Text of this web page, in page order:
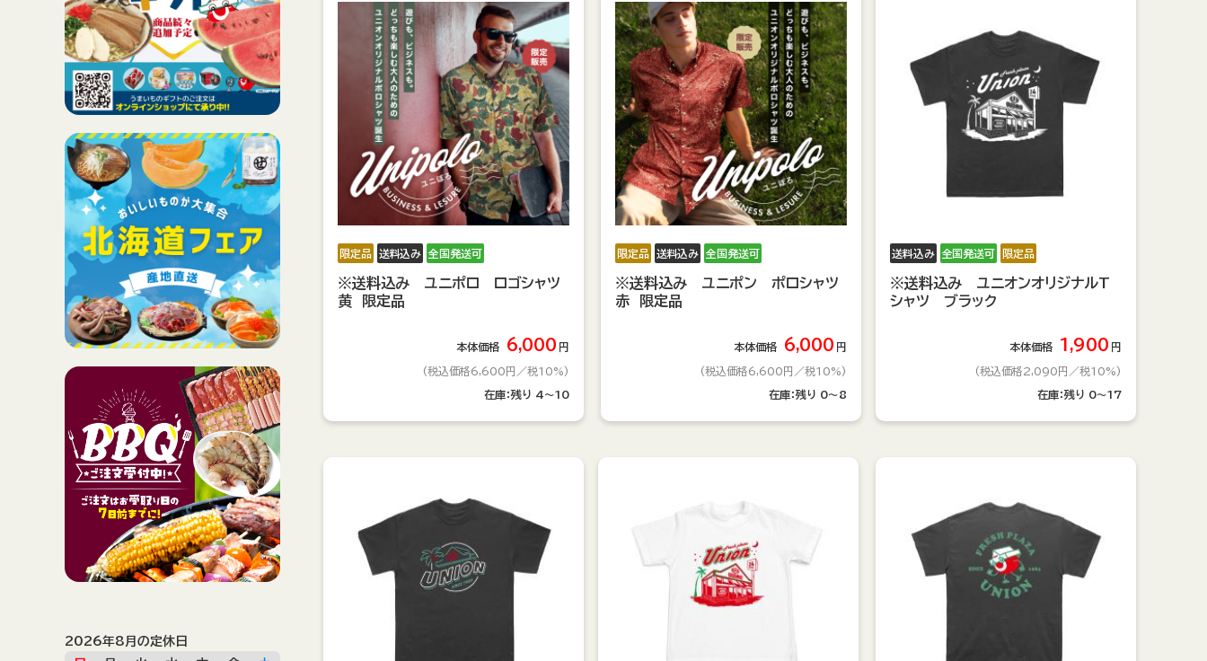
限定品 送料込み 全国発送可
※送料込み ユニポロ ロゴシャツ
黄 限定品
本体価格 6,000 円
(税込価格6,600円 ／税10%)
在庫：残り 4～10
限定品 送料込み 全国発送可
※送料込み ユニポン ポロシャツ
赤 限定品
本体価格 6,000 円
(税込価格6,600円 ／税10%)
在庫：残り 0～8
送料込み 全国発送可 限定品
※送料込み ユニオンオリジナルT
シャツ ブラック
本体価格 1,900 円
(税込価格2,090円 ／税10%)
在庫：残り 0～17
沖縄県産菓子
ドリンク
ブル―シールアイスクリ
ーム
北海道産地直送品
2026年8月の定休日